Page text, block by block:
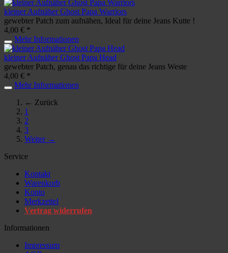
kleiner Aufnäher Ghost Papa Warriors
gewebter Patch zum aufnähen, Ideal für deine Jeans Kutte !
4,00 € *
Mehr Informationen
kleiner Aufnäher Ghost Papa Head
gewebter Patch, genau das richtige für deine Jeans Weste
4,00 € *
Mehr Informationen
← Zurück
1
2
3
Weiter →
Service
Kontakt
Warenkorb
Konto
Merkzettel
Vertrag widerrufen
Informationen
Impressum